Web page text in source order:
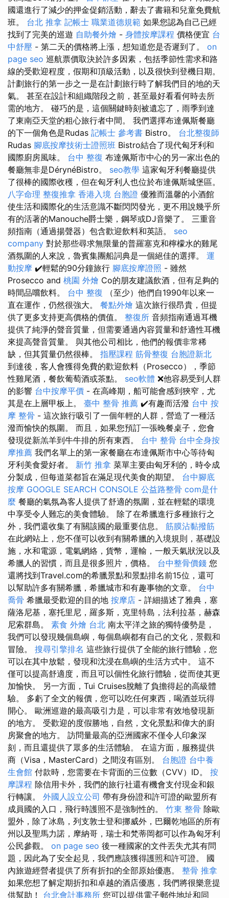
國還進行了減少的押金促銷活動，辭去了書籍和兒童免費航
班。 台北 推拿 記帳士 職業道德規範 如果您認為自己已經
找到了完美的巡遊 自助餐外燴 - 身體按摩課程 價格便宜 台
中舒壓 - 第二天的價格將上漲，想知道您是否遲到了。 on
page seo 巡航票價取決於許多因素，包括季節性需求和路
線的受歡迎程度，假期和頂級活動，以及很快到登機日期。
計劃旅行的第一步之一是在計劃旅行時了解我們目的地的天
氣。 甚至在設計和組織階段之前，甚至最好看看何時去所
需的地方。 碰巧的是，這個關鍵時刻被遺忘了，雨季到達
了東南亞天堂的粗心旅行者中間。 我們選擇布達佩斯餐廳
的下一個角色是Rudas 記帳士 參考書 Bistro。 台北整復師
Rudas 腳底按摩技術士證照班 Bistro結合了現代匈牙利和
國際廚房風味。 台中 整復 布達佩斯市中心的另一家出色的
餐廳無非是DérynéBistro。 seo教學 這家匈牙利餐廳提供
了很棒的國際收穫，但在匈牙利人也位於布達佩斯城堡區。
八字命理 整復推拿 香港入境 台胞證 優雅而溫馨的小酒館
使生活和國際化的生活意識不斷閃閃發光，更不用說幾乎所
有的活著的Manouche爵士樂，鋼琴或DJ音樂了。 三重音
頻指南（通過揚聲器）包含歡迎飲料和英語。 seo
company 對於那些尋求無限量的普羅塞克和檸檬水的雞尾
酒氛圍的人來說，魯賓集團船詞典是一個絕佳的選擇。 運
動按摩 ✔️輕鬆的90分鐘旅行 腳底按摩證照 - 雖然
Prosecco and 桃園 外燴 Co的朋友建議飲酒，但有足夠的
時間品嚐飲料。 台中 整復 （至少）他們自1990年以來一
直在運作，仍然很強大。 餐點外燴 這次旅行很昂貴，但提
供了更多支持更高價格的價值。 整復所 音頻指南通過耳機
提供了純淨的聲音質量，但需要通過內容質量和舒適性耳機
來提高聲音質量。 與其他公司相比，他們的報價非常稀
缺，但其質量仍然很棒。 指壓課程 筋骨整復 台胞證新北
到達後，客人會獲得免費的歡迎飲料（Prosecco），季節
性雞尾酒，餐飲葡萄酒或茶點。 seo軟體 ❌他容易受到人群
的影響 台中按摩平價 - 在高峰期，船可能會感到狹窄，尤
其是在上層甲板上。 臺中 整骨 推薦 ✔️有趣而活潑 台中 按
摩 整骨 - 這次旅行吸引了一個年輕的人群，營造了一種活
潑而愉快的氛圍。 而且，如果您預訂一張晚餐桌子，您會
發現從新羔羊到牛牛排的所有東西。 台中 整骨 台中全身按
摩推薦 我們名單上的第一家餐廳在布達佩斯市中心等待匈
牙利美食愛好者。 新竹 推拿 菜單主要由匈牙利的，時令成
分製成，但每道菜都旨在滿足現代美食的期望。 台中腳底
按摩 GOOGLE SEARCH CONSOLE 公益路整骨 com是什
麼 餐廳的氣氛為客人提供了舒適的氛圍，並在輕鬆的環境
中享受令人難忘的美食體驗。 除了在希臘進行多種旅行之
外，我們還收集了有關該國的最重要信息。 筋膜沾黏撥筋
在此網站上，您不僅可以收到有關希臘的入境規則，基礎設
施，水和電源，電氣網絡，貨幣，運輸，一般天氣狀況以及
希臘人的習慣，而且是很多照片，價格。 台中整骨價錢 您
還將找到Travel.com的希臘景點和景點排名前15位，還可
以幫助許多有關希臘，希臘城市和有趣事物的文章。 台中
喬骨 希臘最受歡迎的目的地 按摩店 - 詳細描述了雅典，塞
薩洛尼基，塞托里尼，羅多斯，克里特島，法利拉基，赫森
尼索群島。 素食 外燴 台北 南太平洋之旅的獨特優勢是，
我們可以發現幾個島嶼，每個島嶼都有自己的文化，景觀和
冒險。 搜尋引擎排名 這些旅行提供了全能的旅行體驗，您
可以在其中放鬆，發現和沈浸在島嶼的生活方式中。 這不
僅可以提高舒適度，而且可以個性化旅行體驗，從而使其更
加愉快。 另一方面，Tui Cruises脫離了負擔得起的高級體
驗。 多虧了全文的報價，您可以吃任何東西，喝酒並玩得
開心。 歐洲巡遊的最高吸引力是，可以非常有效地發現新
的地方。 受歡迎的度假勝地，自然，文化景點和偉大的廚
房聚會的地方。 訪問量最高的亞洲國家不僅令人印象深
刻，而且還提供了眾多的生活體驗。 在這方面，服務提供
商（Visa，MasterCard）之間沒有區別。 台胞證 台中養
生會館 付款時，您需要在卡背面的三位數（CVV）ID。 按
摩課程 除信用卡外，我們的旅行社還有機會支付現金和銀
行轉讓。 外國人設立公司 帶有身份證和許可證的歐盟所有
成員國的入口，飛行時護照不是強制性的。 竹東 整骨 除歐
盟外，除了冰島，列支敦士登和挪威外，巴爾乾地區的所有
州以及聖馬力諾，摩納哥，瑞士和梵蒂岡都可以作為匈牙利
公民參觀。 on page seo 後一種國家的文件丟失尤其有問
題，因此為了安全起見，我們應該獲得護照和許可證。 國
內旅遊經營者提供了所有折扣的全部原始優惠。 整骨 推拿
如果您想了解定期折扣和卓越的酒店優惠，我們將很樂意提
供幫助！ 台北會計事務所 您可以提供電子郵件地址和同